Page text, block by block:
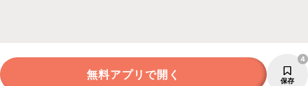
無料アプリで開く 保存
4